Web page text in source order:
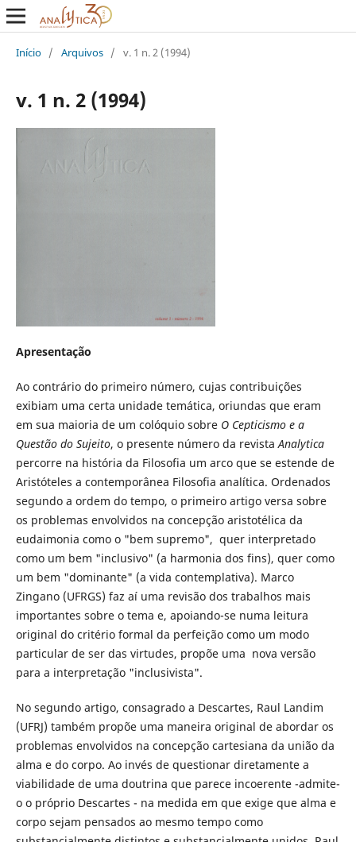
Início / Arquivos / v. 1 n. 2 (1994)
v. 1 n. 2 (1994)
Apresentação
Ao contrário do primeiro número, cujas contribuições
exibiam uma certa unidade temática, oriundas que eram
em sua maioria de um colóquio sobre O Cepticismo e a
Questão do Sujeito, o presente número da revistaAnalytica
percorre na história da Filosofia um arco que se estende de
Aristóteles a contemporânea Filosofia analítica. Ordenados
segundo a ordem do tempo, o primeiro artigo versa sobre
os problemas envolvidos na concepção aristotélica da
eudaimonia como o "bem supremo", quer interpretado
como um bem "inclusivo" (a harmonia dos fins), quer como
um bem "dominante" (a vida contemplativa). Marco
Zingano (UFRGS) faz aí uma revisão dos trabalhos mais
importantes sobre o tema e, apoiando-se numa leitura
original do critério formal da perfeição como um modo
particular de ser das virtudes, propõe uma nova versão
para a interpretação "inclusivista".
No segundo artigo, consagrado a Descartes, Raul Landim
(UFRJ) também propõe uma maneira original de abordar os
problemas envolvidos na concepção cartesiana da união da
alma e do corpo. Ao invés de questionar diretamente a
viabilidade de uma doutrina que parece incoerente -admite-
o o próprio Descartes - na medida em que exige que alma e
corpo sejam pensados ao mesmo tempo como